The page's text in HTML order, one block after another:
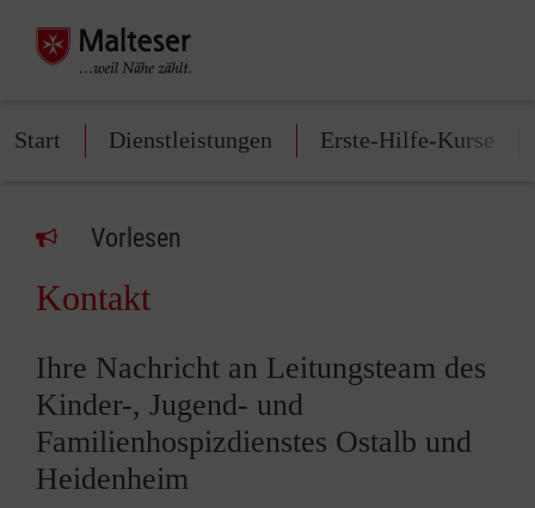
Start Dienstleistungen Erste-Hilfe-Kurse
Vorlesen
Kontakt
Ihre Nachricht an Leitungsteam des
Kinder-, Jugend- und
Familienhospizdienstes Ostalb und
Heidenheim